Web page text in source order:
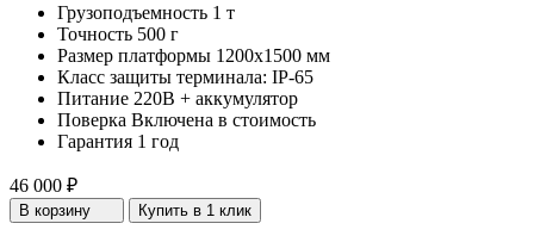
Грузоподъемность 1 т
Точность 500 г
Размер платформы 1200х1500 мм
Класс защиты терминала: IP-65
Питание 220В + аккумулятор
Поверка Включена в стоимость
Гарантия 1 год
46 000 ₽
В корзину Купить в 1 клик